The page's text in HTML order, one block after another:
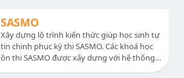
các đề thi thử và chữa đề thi các năm, chữa
bộ đề ôn tập.
SASMO
Xây dựng lộ trình kiến thức giúp học sinh tự
tin chinh phục kỳ thi SASMO. Các khoá học
ôn thi SASMO được xây dựng với hệ thống